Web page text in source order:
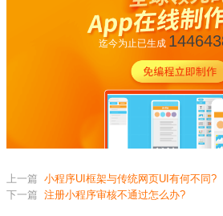
迄今为止已生成
上一篇 小程序UI框架与传统网页UI有何不同?
下一篇 注册小程序审核不通过怎么办?